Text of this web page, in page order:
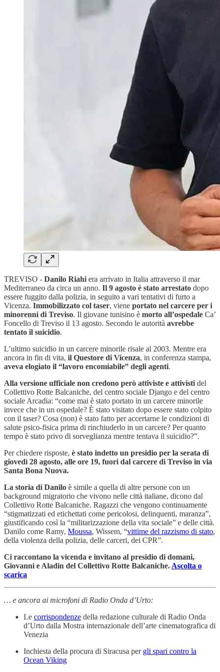
TREVISO - Danilo Riahi era arrivato in Italia attraverso il mar
Mediterraneo da circa un anno. Il 9 agosto è stato arrestato dopo
essere fuggito dalla polizia, in seguito a vari tentativi di furto a
Vicenza. Immobilizzato col taser, viene portato nel carcere per i
minorenni di Treviso. Il giovane tunisino è morto all’ospedale Ca’
Foncello di Treviso il 13 agosto. Secondo le autorità avrebbe
tentato il suicidio.
L’ultimo suicidio in un carcere minorile risale al 2003. Mentre era
ancora in fin di vita, il Questore di Vicenza, in conferenza stampa,
aveva elogiato il “lavoro encomiabile” degli agenti.
Alla versione ufficiale non credono però attiviste e attivisti del
Collettivo Rotte Balcaniche, del centro sociale Django e del centro
sociale Arcadia: “come mai è stato portato in un carcere minorile
invece che in un ospedale? È stato visitato dopo essere stato colpito
con il taser? Cosa (non) è stato fatto per accertarne le condizioni di
salute psico-fisica prima di rinchiuderlo in un carcere? Per quanto
tempo è stato privo di sorveglianza mentre tentava il suicidio?”.
Per chiedere risposte, è stato indetto un presidio per la serata di
giovedì 28 agosto, alle ore 19, fuori dal carcere di Treviso in via
Santa Bona Nuova.
La storia di Danilo è simile a quella di altre persone con un
background migratorio che vivono nelle città italiane, dicono dal
Collettivo Rotte Balcaniche. Ragazzi che vengono continuamente
“stigmatizzati ed etichettati come pericolosi, delinquenti, maranza”,
giustificando così la “militarizzazione della vita sociale” e delle città.
Danilo come Ramy, Moussa, Wissem, “vittime del razzismo di stato,
della violenza della polizia, delle carceri, dei CPR”.
Ci raccontano la vicenda e invitano al presidio di domani,
Giovanni e Aladin del Collettivo Rotte Balcaniche. Ascolta o
scarica
… e ancora ai microfoni di Radio Onda d’Urto:
Le corrispondenze della redazione culturale di Radio Onda
d’Urto dalla Mostra internazionale dell’arte cinematografica di
Venezia
Inchiesta della procura di Siracusa per gli spari contro la
Ocean Viking